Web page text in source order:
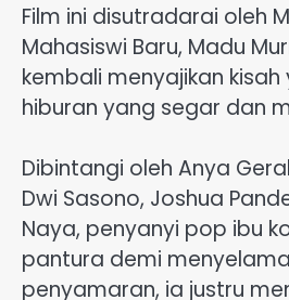
Film ini disutradarai oleh
Mahasiswi Baru, Madu
kembali menyajikan
hiburan yang segar dan
Dibintangi oleh Anya
Dwi Sasono, Joshua
Naya, penyanyi pop ibu
pantura demi
penyamaran, ia justru